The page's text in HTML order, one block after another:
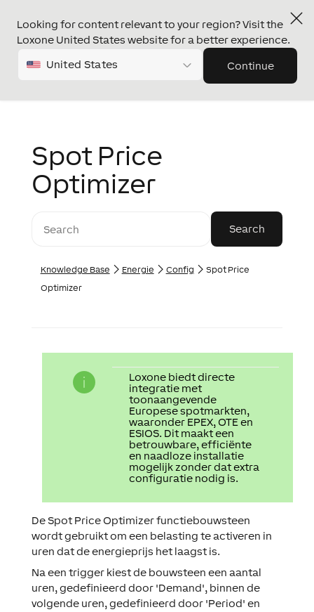
Looking for content relevant to your region? Visit the
Loxone United States website for a better experience.
United States Continue
Spot Price
Optimizer
Knowledge Base Energie Config
Spot Price
Optimizer
Loxone biedt directe
integratie met
toonaangevende
Europese spotmarkten,
waaronder EPEX, OTE en
ESIOS. Dit maakt een
betrouwbare, efficiënte
en naadloze installatie
mogelijk zonder dat extra
configuratie nodig is.
De Spot Price Optimizer functiebouwsteen
wordt gebruikt om een belasting te activeren in
uren dat de energieprijs het laagst is.
Na een trigger kiest de bouwsteen een aantal
uren, gedefinieerd door 'Demand', binnen de
volgende uren, gedefinieerd door 'Period' en